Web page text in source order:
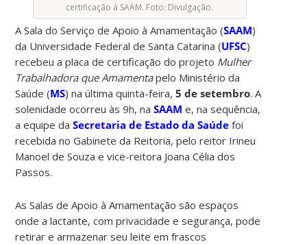
certificação à SAAM. Foto: Divulgação.
A Sala do Serviço de Apoio à Amamentação (SAAM)
da Universidade Federal de Santa Catarina (UFSC)
recebeu a placa de certificação do projeto Mulher
Trabalhadora que Amamentapelo Ministério da
Saúde (MS) na última quinta-feira,5 de setembro. A
solenidade ocorreu às 9h, naSAAM e, na sequência,
a equipe daSecretaria de Estado da Saúde foi
recebida no Gabinete da Reitoria, pelo reitor Irineu
Manoel de Souza e vice-reitora Joana Célia dos
Passos.
As Salas de Apoio à Amamentação são espaços
onde a lactante, com privacidade e segurança, pode
retirar e armazenar seu leite em frascos